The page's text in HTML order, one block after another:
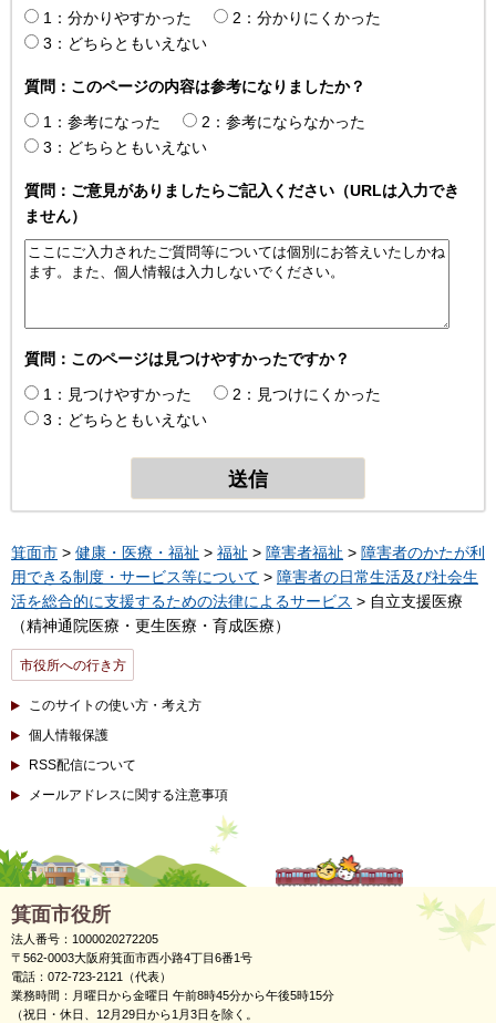
1：分かりやすかった
2：分かりにくかった
3：どちらともいえない
質問：このページの内容は参考になりましたか？
1：参考になった
2：参考にならなかった
3：どちらともいえない
質問：ご意見がありましたらご記入ください（URLは入力でき
ません）
質問：このページは見つけやすかったですか？
1：見つけやすかった
2：見つけにくかった
3：どちらともいえない
箕面市 > 健康・医療・福祉 > 福祉 > 障害者福祉 > 障害者のかたが利
用できる制度・サービス等について > 障害者の日常生活及び社会生
活を総合的に支援するための法律によるサービス > 自立支援医療
（精神通院医療・更生医療・育成医療）
市役所への行き方
このサイトの使い方・考え方
個人情報保護
RSS配信について
メールアドレスに関する注意事項
箕面市役所
法人番号：1000020272205
〒562-0003大阪府箕面市西小路4丁目6番1号
電話：072-723-2121（代表）
業務時間：月曜日から金曜日 午前8時45分から午後5時15分
（祝日・休日、12月29日から1月3日を除く。